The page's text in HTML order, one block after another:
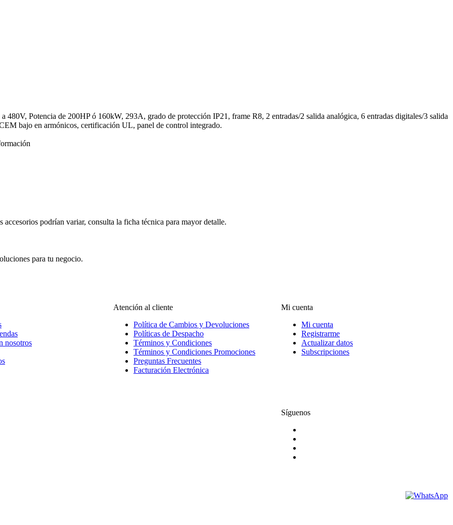
Potencia de 200HP ó 160kW, 293A, grado de protección IP21, frame R8, 2 entradas/2 salida analógica, 6 entradas digitales/3 salida
bajo en armónicos, certificación UL, panel de control integrado.
podrían variar, consulta la ficha técnica para mayor detalle.
para tu negocio.
nosotros
Atención al cliente
Política de Cambios y Devoluciones
Políticas de Despacho
Términos y Condiciones
Términos y Condiciones Promociones
Preguntas Frecuentes
Facturación Electrónica
Mi cuenta
Mi cuenta
Registrarme
Actualizar datos
Subscripciones
Síguenos